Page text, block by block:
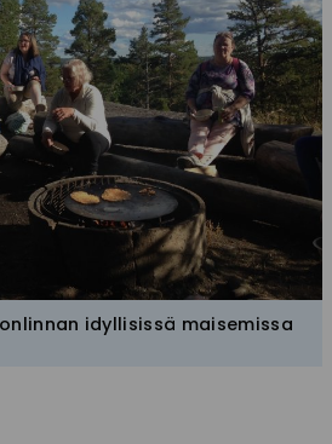
idyllisissä maisemissa